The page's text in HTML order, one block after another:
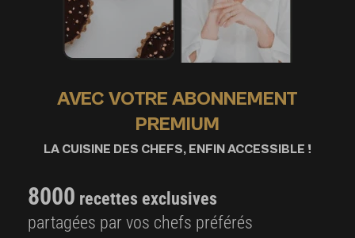
AVEC VOTRE ABONNEMENT
PREMIUM
LA CUISINE DES CHEFS, ENFIN ACCESSIBLE !
8000 recettes exclusives
partagées par vos chefs préférés